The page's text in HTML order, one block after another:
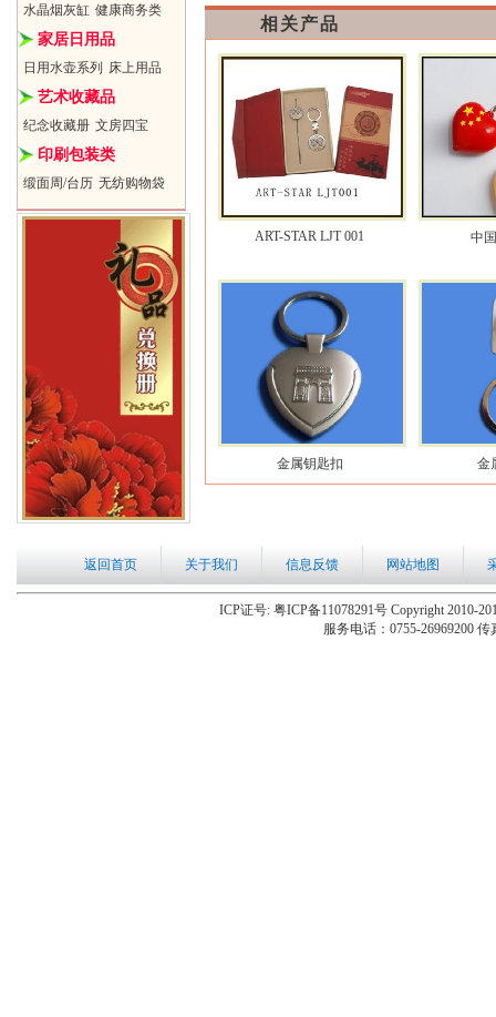
水晶烟灰缸 健康商务类
家居日用品
日用水壶系列 床上用品
艺术收藏品
纪念收藏册 文房四宝
印刷包装类
缎面周/台历 无纺购物袋
相关产品
ART-STAR LJT 001 中
金属钥匙扣 金
返回首页 关于我们 信息反馈 网站地图
ICP证号: 粤ICP备11078291号 Copyright 2010-
服务电话：0755-26969200 传